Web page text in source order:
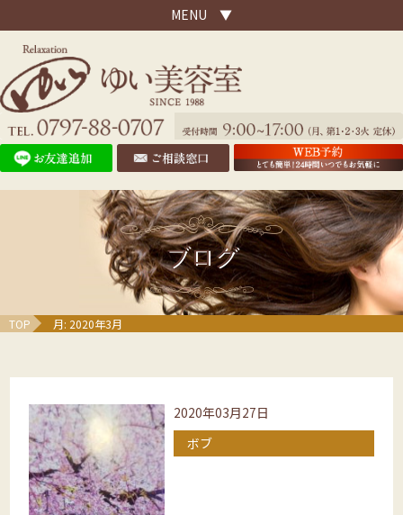
MENU ▼
ブログ
TOP 月: 2020年3月
2020年03月27日
ボブ